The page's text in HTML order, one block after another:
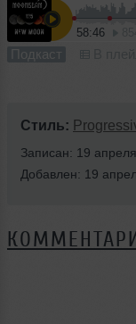
58:46
Подкаст
Стиль:
Записан: 19
Добавлен: 19